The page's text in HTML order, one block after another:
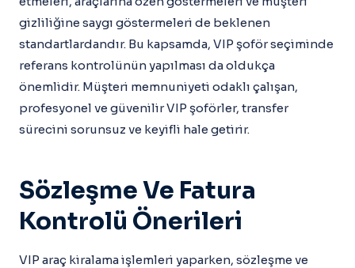
gizliliğine saygı göstermeleri de beklenen
standartlardandır. Bu kapsamda, VIP şoför seçiminde
referans kontrolünün yapılması da oldukça
önemlidir. Müşteri memnuniyeti odaklı çalışan,
profesyonel ve güvenilir VIP şoförler, transfer
sürecini sorunsuz ve keyifli hale getirir.
Sözleşme Ve Fatura
Kontrolü Önerileri
VIP araç kiralama işlemleri yaparken, sözleşme ve